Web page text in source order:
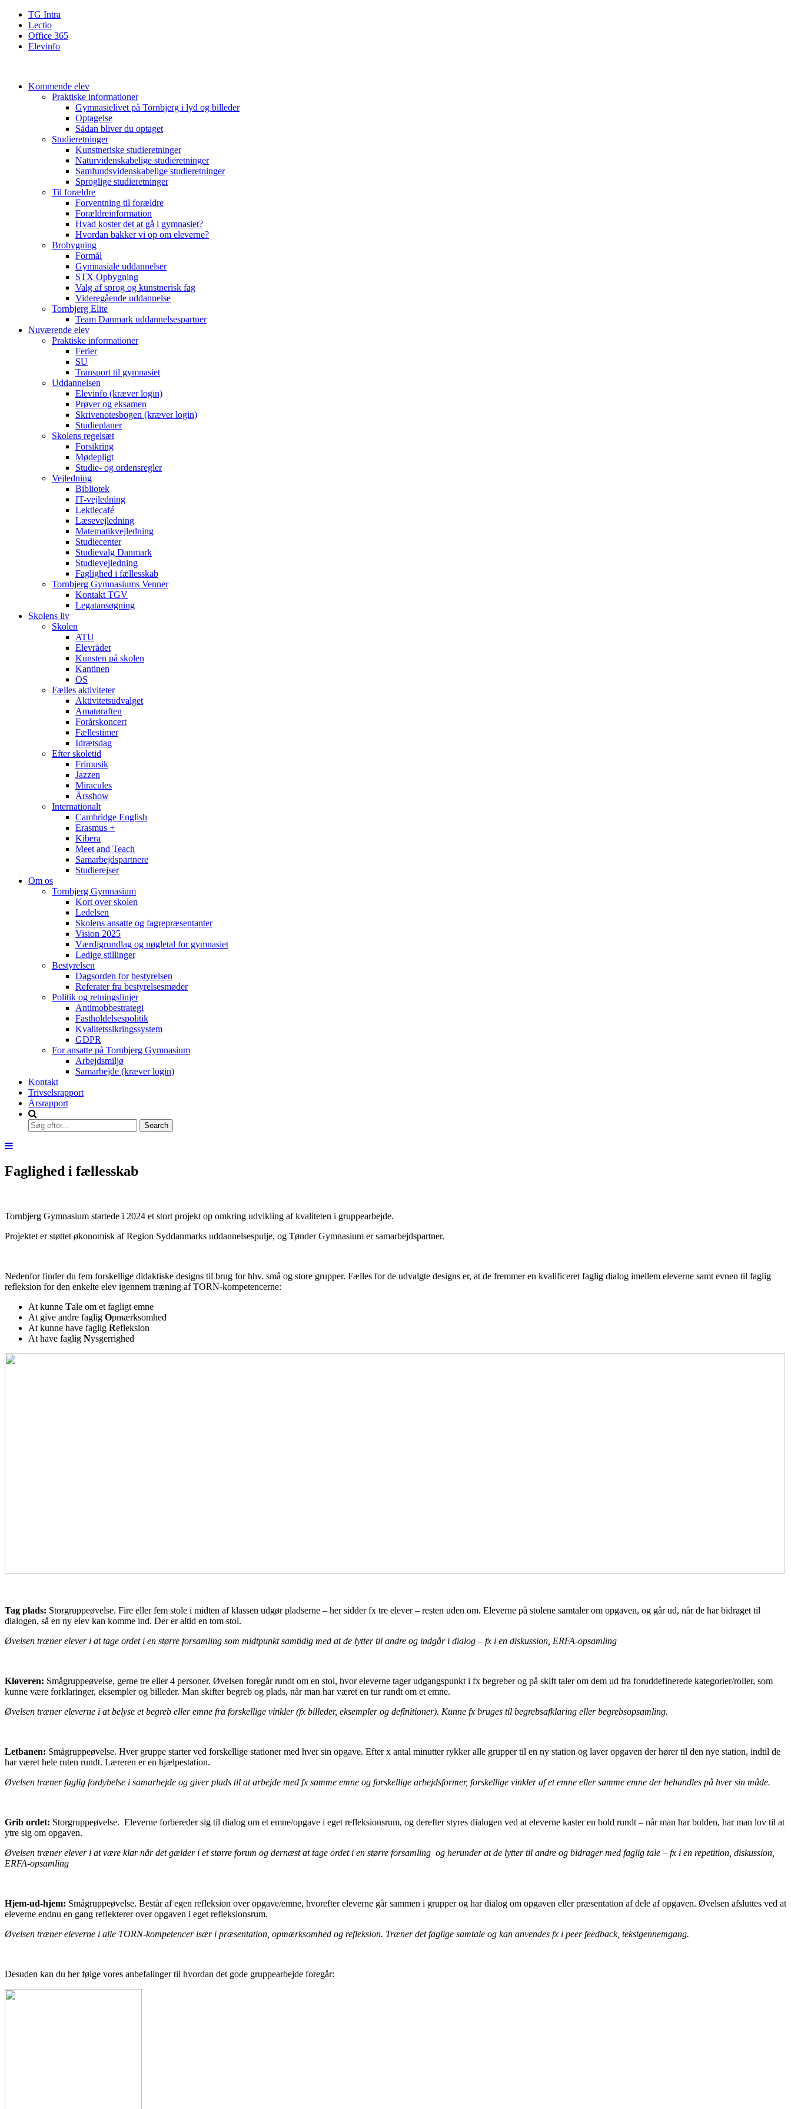
TG Intra
Lectio
Office 365
Elevinfo
Kommende elev
Praktiske informationer
Gymnasielivet på Tornbjerg i lyd og billeder
Optagelse
Sådan bliver du optaget
Studieretninger
Kunstneriske studieretninger
Naturvidenskabelige studieretninger
Samfundsvidenskabelige studieretninger
Sproglige studieretninger
Til forældre
Forventning til forældre
Forældreinformation
Hvad koster det at gå i gymnasiet?
Hvordan bakker vi op om eleverne?
Brobygning
Formål
Gymnasiale uddannelser
STX Opbygning
Valg af sprog og kunstnerisk fag
Videregående uddannelse
Tornbjerg Elite
Team Danmark uddannelsespartner
Nuværende elev
Praktiske informationer
Ferier
SU
Transport til gymnasiet
Uddannelsen
Elevinfo (kræver login)
Prøver og eksamen
Skrivenotesbogen (kræver login)
Studieplaner
Skolens regelsæt
Forsikring
Mødepligt
Studie- og ordensregler
Vejledning
Bibliotek
IT-vejledning
Lektiecafé
Læsevejledning
Matematikvejledning
Studiecenter
Studievalg Danmark
Studievejledning
Faglighed i fællesskab
Tornbjerg Gymnasiums Venner
Kontakt TGV
Legatansøgning
Skolens liv
Skolen
ATU
Elevrådet
Kunsten på skolen
Kantinen
OS
Fælles aktiviteter
Aktivitetsudvalget
Amatøraften
Forårskoncert
Fællestimer
Idrætsdag
Efter skoletid
Frimusik
Jazzen
Miracules
Årsshow
Internationalt
Cambridge English
Erasmus +
Kibera
Meet and Teach
Samarbejdspartnere
Studierejser
Om os
Tornbjerg Gymnasium
Kort over skolen
Ledelsen
Skolens ansatte og fagrepræsentanter
Vision 2025
Værdigrundlag og nøgletal for gymnasiet
Ledige stillinger
Bestyrelsen
Dagsorden for bestyrelsen
Referater fra bestyrelsesmøder
Politik og retningslinjer
Antimobbestrategi
Fastholdelsespolitik
Kvalitetssikringssystem
GDPR
For ansatte på Tornbjerg Gymnasium
Arbejdsmiljø
Samarbejde (kræver login)
Kontakt
Trivselsrapport
Årsrapport
Faglighed i fællesskab
Tornbjerg Gymnasium startede i 2024 et stort projekt op omkring udvikling af kvaliteten i gruppearbejde.
Projektet er støttet økonomisk af Region Syddanmarks uddannelsespulje, og Tønder Gymnasium er samarbejdspartner.
Nedenfor finder du fem forskellige didaktiske designs til brug for hhv. små og store grupper. Fælles for de udvalgte designs er, at de fremmer en kvalificeret faglig dialog imellem eleverne samt evnen til faglig
refleksion for den enkelte elev igennem træning af TORN-kompetencerne:
At kunne Tale om et fagligt emne
At give andre faglig Opmærksomhed
At kunne have faglig Refleksion
At have faglig Nysgerrighed
Tag plads: Storgruppeøvelse. Fire eller fem stole i midten af klassen udgør pladserne – her sidder fx tre elever – resten uden om. Eleverne på stolene samtaler om opgaven, og går ud, når de har bidraget til
dialogen, så en ny elev kan komme ind. Der er altid en tom stol.
Øvelsen træner elever i at tage ordet i en større forsamling som midtpunkt samtidig med at de lytter til andre og indgår i dialog – fx i en diskussion, ERFA-opsamling
Kløveren: Smågruppeøvelse, gerne tre eller 4 personer. Øvelsen foregår rundt om en stol, hvor eleverne tager udgangspunkt i fx begreber og på skift taler om dem ud fra foruddefinerede kategorier/roller, som
kunne være forklaringer, eksempler og billeder. Man skifter begreb og plads, når man har været en tur rundt om et emne.
Øvelsen træner eleverne i at belyse et begreb eller emne fra forskellige vinkler (fx billeder, eksempler og definitioner). Kunne fx bruges til begrebsafklaring eller begrebsopsamling.
Letbanen: Smågruppeøvelse. Hver gruppe starter ved forskellige stationer med hver sin opgave. Efter x antal minutter rykker alle grupper til en ny station og laver opgaven der hører til den nye station, indtil de
har været hele ruten rundt. Læreren er en hjælpestation.
Øvelsen træner faglig fordybelse i samarbejde og giver plads til at arbejde med fx samme emne og forskellige arbejdsformer, forskellige vinkler af et emne eller samme emne der behandles på hver sin måde.
Grib ordet: Storgruppeøvelse. Eleverne forbereder sig til dialog om et emne/opgave i eget refleksionsrum, og derefter styres dialogen ved at eleverne kaster en bold rundt – når man har bolden, har man lov til at
ytre sig om opgaven.
Øvelsen træner elever i at være klar når det gælder i et større forum og dernæst at tage ordet i en større forsamling og herunder at de lytter til andre og bidrager med faglig tale – fx i en repetition, diskussion,
ERFA-opsamling
Hjem-ud-hjem: Smågruppeøvelse. Består af egen refleksion over opgave/emne, hvorefter eleverne går sammen i grupper og har dialog om opgaven eller præsentation af dele af opgaven. Øvelsen afsluttes ved at
eleverne endnu en gang reflekterer over opgaven i eget refleksionsrum.
Øvelsen træner eleverne i alle TORN-kompetencer især i præsentation, opmærksomhed og refleksion. Træner det faglige samtale og kan anvendes fx i peer feedback, tekstgennemgang.
Desuden kan du her følge vores anbefalinger til hvordan det gode gruppearbejde foregår: